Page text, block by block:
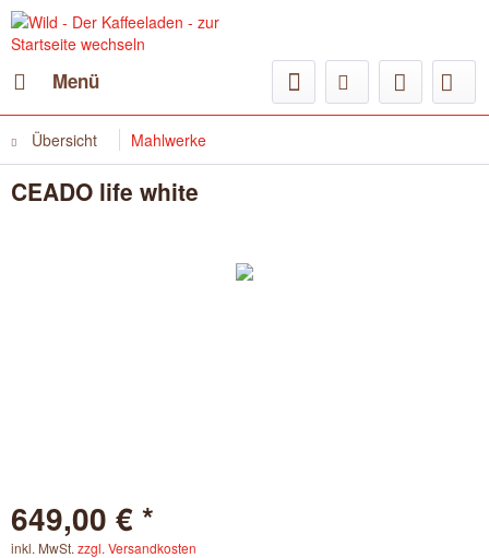
Menü
Übersicht Mahlwerke
CEADO life white
649,00 € *
inkl. MwSt. zzgl. Versandkosten